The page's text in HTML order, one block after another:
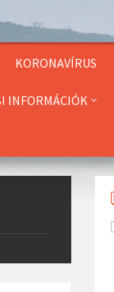
KORONAVÍRUS
INFORMÁCIÓK